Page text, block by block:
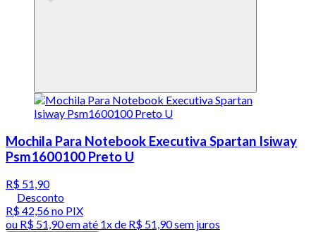
Mochila Para Notebook Executiva Spartan Isiway
Psm1600100 Preto U
R$ 51,90
Desconto
R$ 42,56no PIX
ou R$ 51,90em até 1x de R$ 51,90sem juros